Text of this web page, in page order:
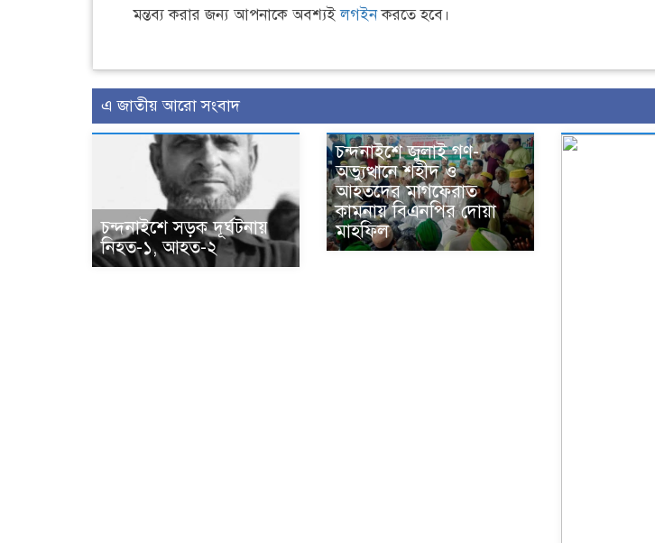
মন্তব্য করার জন্য আপনাকে অবশ্যইলগইনকরতে হবে।
এ জাতীয় আরো সংবাদ
চন্দনাইশে সড়ক দূর্ঘটনায়
নিহত-১, আহত-২
চন্দনাইশে জুলাই গণ-
অভ্যুত্থানে শহীদ ও
আহতদের মাগফেরাত
কামনায় বিএনপির দোয়া
মাহফিল